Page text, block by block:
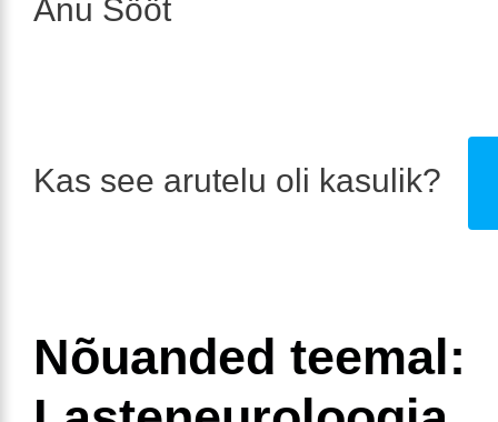
Anu Sööt
Kas see arutelu oli kasulik?
Nõuanded teemal: